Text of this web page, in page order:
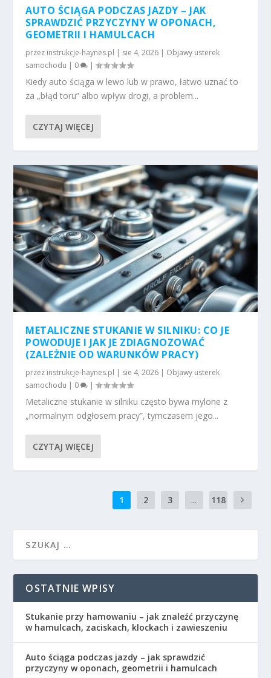
AUTO ŚCIĄGA PODCZAS JAZDY – JAK
SPRAWDZIĆ PRZYCZYNY W OPONACH,
GEOMETRII I HAMULCACH
przez instrukcje-haynes.pl | sie 4, 2026 | Objawy usterek
samochodu | 0 |
Kiedy auto ściąga w lewo lub w prawo, łatwo uznać to
za „błąd toru” albo wpływ drogi, a problem...
CZYTAJ WIĘCEJ
METALICZNE STUKANIE W SILNIKU: CO JE
POWODUJE I JAK JE ZDIAGNOZOWAĆ
(ZALEŻNIE OD WARUNKÓW PRACY)
przez instrukcje-haynes.pl | sie 4, 2026 | Objawy usterek
samochodu | 0 |
Metaliczne stukanie w silniku często bywa mylone z
„normalnym odgłosem pracy”, tymczasem jego...
CZYTAJ WIĘCEJ
1 2 3 ... 118
OSTATNIE WPISY
Stukanie przy hamowaniu – jak znaleźć przyczynę
w hamulcach, zaciskach, klockach i zawieszeniu
Auto ściąga podczas jazdy – jak sprawdzić
przyczyny w oponach, geometrii i hamulcach